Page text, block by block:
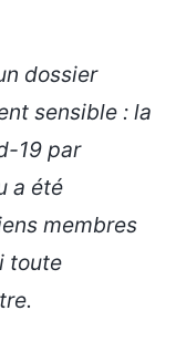
dossier
sensible : la
19 par
a été
membres
toute